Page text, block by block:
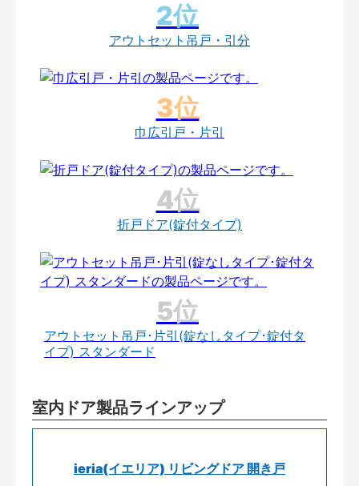
アウトセット吊戸・引分
巾広引戸・片引
折戸ドア(錠付タイプ)
アウトセット吊戸･片引(錠なしタイプ･錠付タ
イプ) スタンダード
室内ドア製品ラインアップ
ieria(イエリア) リビングドア 開き戸